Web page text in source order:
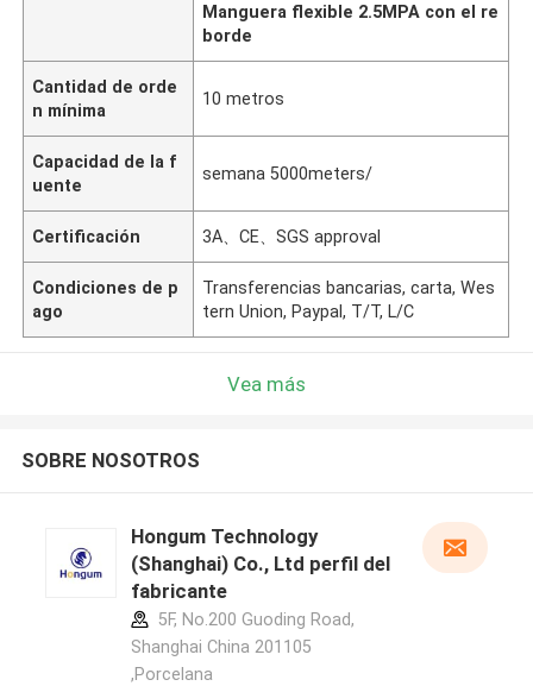
Manguera flexible 2.5MPA con el re
borde
Cantidad de orde
n mínima
10 metros
Capacidad de la f
uente
semana 5000meters/
Certificación 3A、CE、SGS approval
Condiciones de p
ago
Transferencias bancarias, carta, Wes
tern Union, Paypal, T/T, L/C
Vea más
SOBRE NOSOTROS
Hongum Technology
(Shanghai) Co., Ltd perfil del
fabricante
5F, No.200 Guoding Road,
Shanghai China 201105
,Porcelana